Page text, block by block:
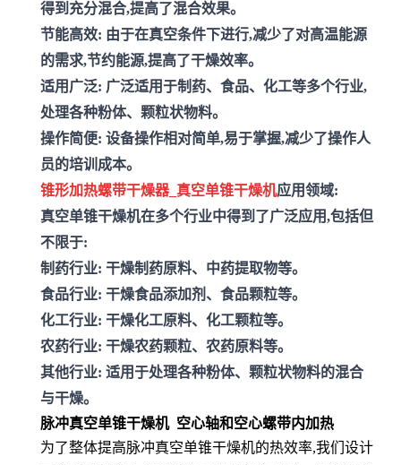
得到充分混合,提高了混合效果。
节能高效: 由于在真空条件下进行,减少了对高温能源
的需求,节约能源,提高了干燥效率。
适用广泛: 广泛适用于制药、食品、化工等多个行业,
处理各种粉体、颗粒状物料。
操作简便: 设备操作相对简单,易于掌握,减少了操作人
员的培训成本。
锥形加热螺带干燥器_真空单锥干燥机应用领域:
真空单锥干燥机在多个行业中得到了广泛应用,包括但
不限于:
制药行业: 干燥制药原料、中药提取物等。
食品行业: 干燥食品添加剂、食品颗粒等。
化工行业: 干燥化工原料、化工颗粒等。
农药行业: 干燥农药颗粒、农药原料等。
其他行业: 适用于处理各种粉体、颗粒状物料的混合
与干燥。
脉冲真空单锥干燥机 空心轴和空心螺带内加热
为了整体提高脉冲真空单锥干燥机的热效率,我们设计